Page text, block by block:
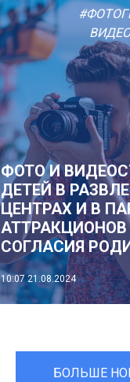
ФОТО И
ДЕТЕЙ В
ЦЕНТРАХ И В
АТТРАКЦИОНОВ
СОГЛАСИЯ
10:07 21.08.2024
БОЛЬШЕ